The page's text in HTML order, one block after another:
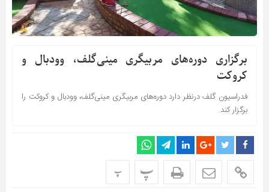
برگزاری دوره‌های مربیگری مینی‌گلف، وودبال و
کروکت
فدراسیون گلف درنظر دارد دوره‌های مربیگری مینی‌گلف، وودبال و کروکت را
برگزار کند.
پ پ